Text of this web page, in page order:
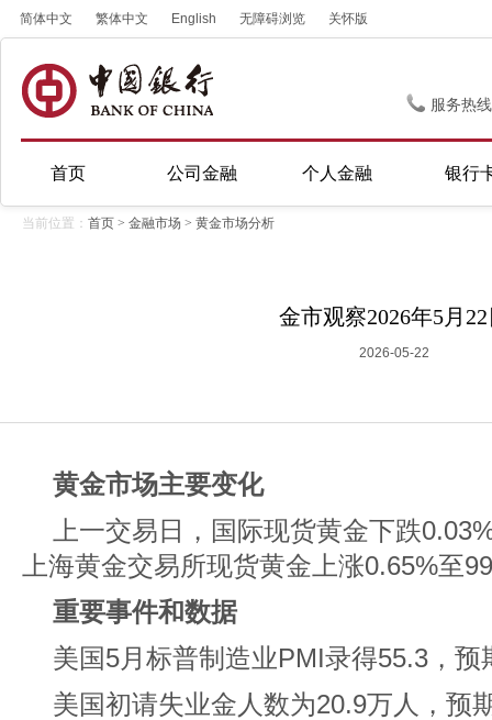
简体中文 繁体中文 English 无障碍浏览 关怀版
服务热
首页 公司金融 个人金融 银行
当前位置： 首页 > 金融市场 > 黄金市场分析
金市观察2026年5月
2026-05-22
黄金市场主要变化
上一交易日，国际现货黄金下跌
上海黄金交易所现货黄金上涨0.65%至
重要事件和数据
美国5月标普制造业PMI录得55.3，预
美国初请失业金人数为20.9万人，预